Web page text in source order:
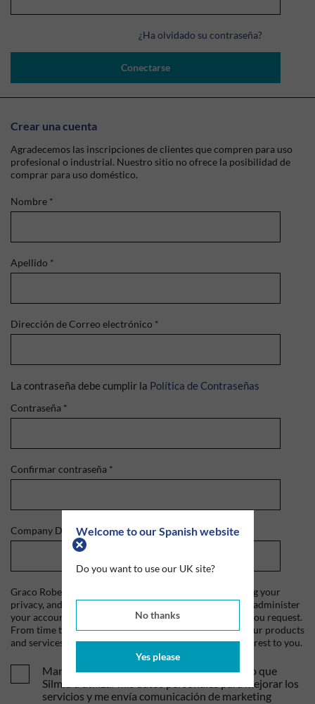
Welcome to our Spanish website
Do you want to use our UK site?
No thanks
Yes please
¿Ha olvidado su contraseña?
Conectarse
Crear una cuenta
Agradecemos las inscripciones de clientes que compren para uso
profesional o industrial. Nuestro sitio no ofrece la posibilidad de
comprar para uso doméstico.
Nombre *
Apellido *
Dirección de Correo electrónico *
La contraseña debe cumplir la Política de Contraseñas
Contraseña *
Confirmar contraseña *
Company Domain*
Graco Roberts is committed to protecting and respecting your
privacy, and we'll only use your personal information to administer
your account and to provide the products and services you request.
From time to time, we would like to contact you about our products
and services, as well as other content that may be of interest to you.
Mandame tus ofertas y novedades. Entiendo que
Silmid a utilizar mis datos personales para mejorar los
servicios y me envía comunicación de marketing